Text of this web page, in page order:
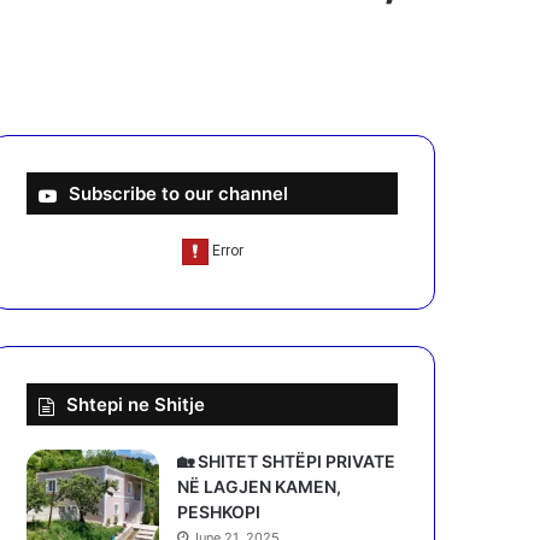
Subscribe to our channel
Shtepi ne Shitje
🏡 SHITET SHTËPI PRIVATE
NË LAGJEN KAMEN,
PESHKOPI